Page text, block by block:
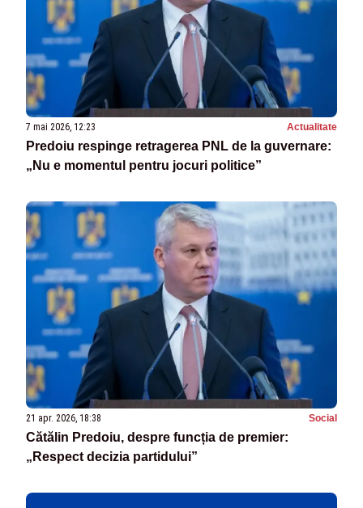
7 mai 2026, 12:23 Actualitate
Predoiu respinge retragerea PNL de la guvernare:
„Nu e momentul pentru jocuri politice”
21 apr. 2026, 18:38 Social
Cătălin Predoiu, despre funcția de premier:
„Respect decizia partidului”